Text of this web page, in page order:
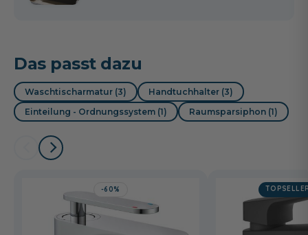
Das passt dazu
Waschtischarmatur (3)
Handtuchhalter (3)
Einteilung - Ordnungssystem (1)
Raumsparsiphon (1)
-60%